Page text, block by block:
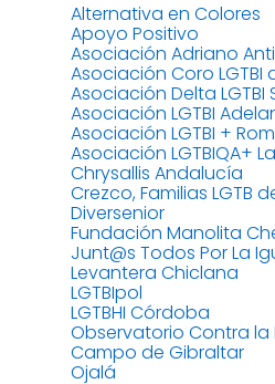
Alternativa en Colores
Apoyo Positivo
Asociación Adriano
Asociación Coro LGTBI
Asociación Delta LGTBI
Asociación LGTBI
Asociación LGTBI +
Asociación LGTBIQA+
Chrysallis Andalucía
Crezco, Familias LGTB
Diversenior
Fundación Manolita
Junt@s Todos Por La
Levantera Chiclana
LGTBIpol
LGTBHI Córdoba
Observatorio Contra
Campo de Gibraltar
Ojalá